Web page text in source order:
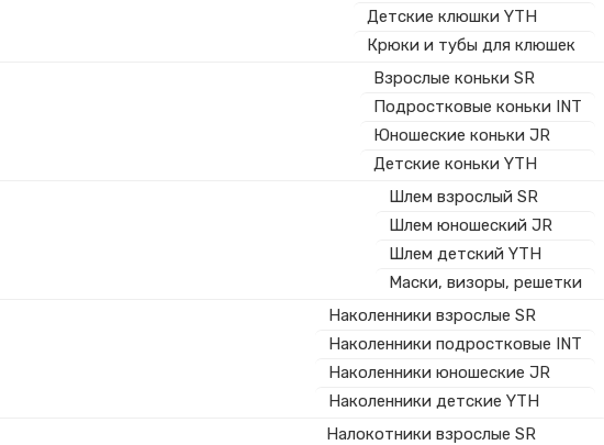
Детские клюшки YTH
Крюки и тубы для клюшек
Взрослые коньки SR
Подростковые коньки INT
Юношеские коньки JR
Детские коньки YTH
Шлем взрослый SR
Шлем юношеский JR
Шлем детский YTH
Маски, визоры, решетки
Наколенники взрослые SR
Наколенники подростковые INT
Наколенники юношеские JR
Наколенники детские YTH
Налокотники взрослые SR